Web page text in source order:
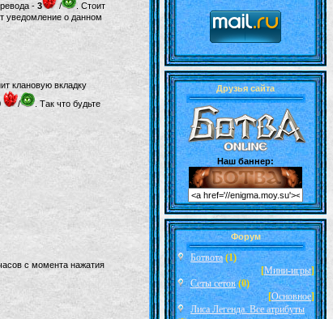
- 3 /
. Стоит
уведомление о данном
клановую вкладку
/
. Так что будьте
с момента нажатия
Друзья сайта
Наш баннер:
Форум
Ботвота (1)
[Мини-игры]
Сеты сетов (0)
[Основное]
Лиса Легенда. Все атрибуты